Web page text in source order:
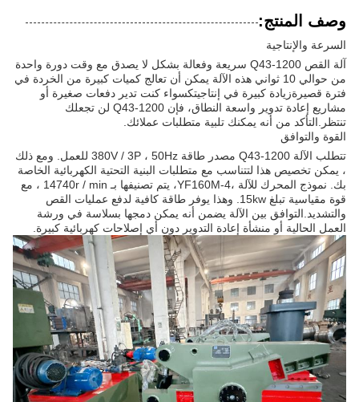
وصف المنتج:
السرعة والإنتاجية
آلة القص Q43-1200 سريعة وفعالة بشكل لا يصدق مع وقت دورة واحدة
من حوالي 10 ثواني هذه الآلة يمكن أن تعالج كميات كبيرة من الخردة في
فترة قصيرةزيادة كبيرة في إنتاجيتكسواء كنت تدير دفعات صغيرة أو
مشاريع إعادة تدوير واسعة النطاق، فإن Q43-1200 لن تجعلك
تنتظر.التأكد من أنه يمكنك تلبية متطلبات عملائك.
القوة والتوافق
تتطلب الآلة Q43-1200 مصدر طاقة 380V / 3P ، 50Hz للعمل. ومع ذلك
، يمكن تخصيص هذا لتتناسب مع متطلبات البنية التحتية الكهربائية الخاصة
بك. نموذج المحرك للآلة ،YF160M-4، يتم تصنيفها بـ 14740r / min ، مع
قوة مقياسية تبلغ 15kw. وهذا يوفر طاقة كافية لدفع عمليات القص
والتشديد.التوافق بين الآلة يضمن أنه يمكن دمجها بسلاسة في ورشة
العمل الحالية أو منشأة إعادة التدوير دون أي إصلاحات كهربائية كبيرة.